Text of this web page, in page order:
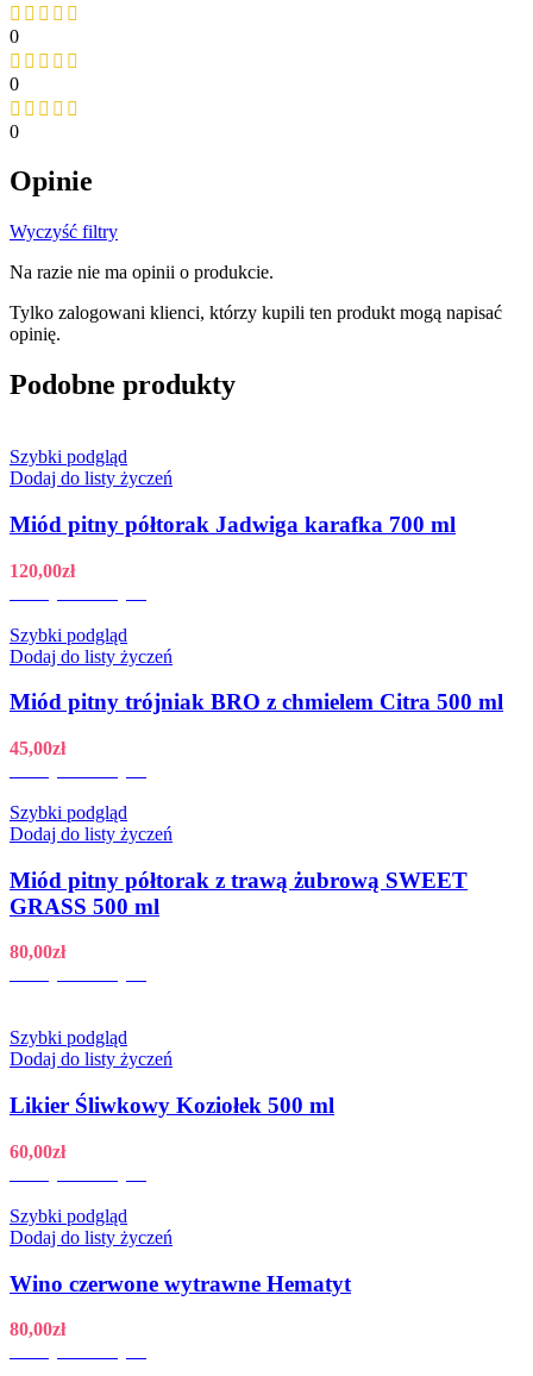
0
0
0
Opinie
Wyczyść filtry
Na razie nie ma opinii o produkcie.
Tylko zalogowani klienci, którzy kupili ten produkt mogą napisać
opinię.
Podobne produkty
Szybki podgląd
Dodaj do listy życzeń
Miód pitny półtorak Jadwiga karafka 700 ml
120,00zł
Szybki podgląd
Dodaj do listy życzeń
Miód pitny trójniak BRO z chmielem Citra 500 ml
45,00zł
Szybki podgląd
Dodaj do listy życzeń
Miód pitny półtorak z trawą żubrową SWEET
GRASS 500 ml
80,00zł
Szybki podgląd
Dodaj do listy życzeń
Likier Śliwkowy Koziołek 500 ml
60,00zł
Szybki podgląd
Dodaj do listy życzeń
Wino czerwone wytrawne Hematyt
80,00zł